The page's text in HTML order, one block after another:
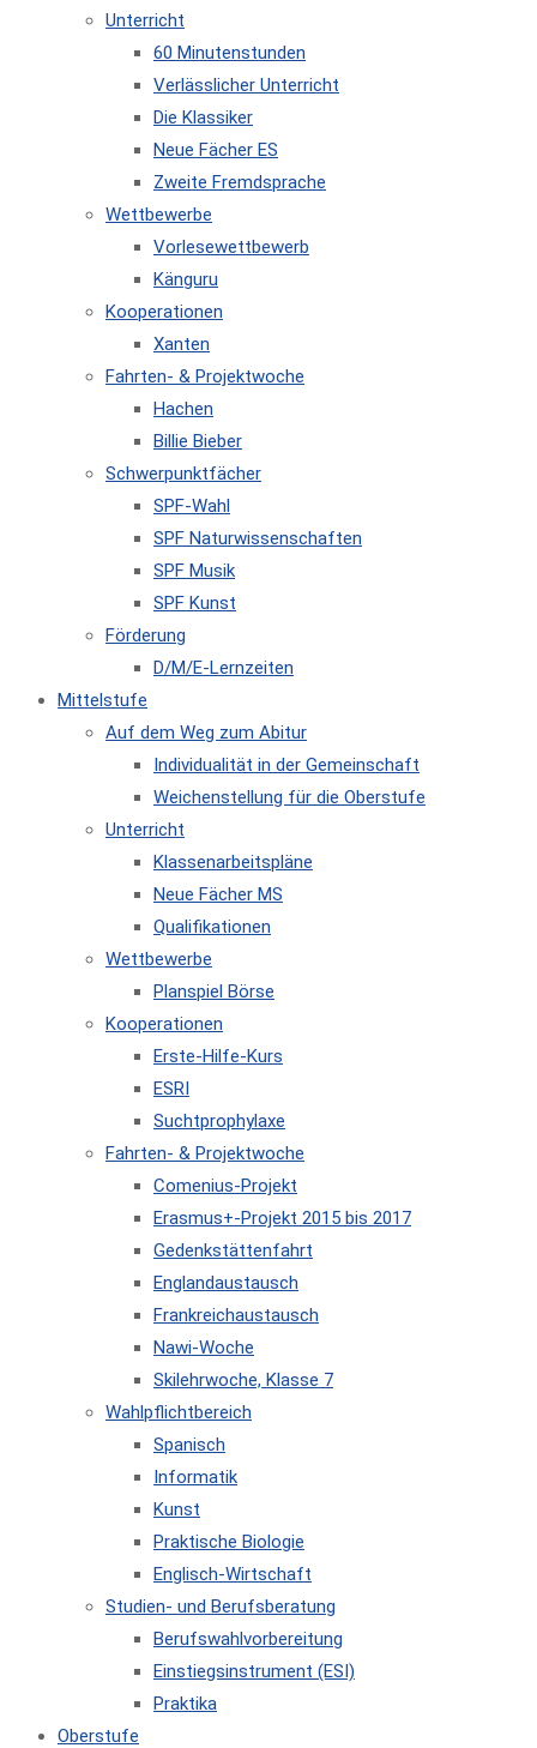
Unterricht
60 Minutenstunden
Verlässlicher Unterricht
Die Klassiker
Neue Fächer ES
Zweite Fremdsprache
Wettbewerbe
Vorlesewettbewerb
Känguru
Kooperationen
Xanten
Fahrten- & Projektwoche
Hachen
Billie Bieber
Schwerpunktfächer
SPF-Wahl
SPF Naturwissenschaften
SPF Musik
SPF Kunst
Förderung
D/M/E-Lernzeiten
Mittelstufe
Auf dem Weg zum Abitur
Individualität in der Gemeinschaft
Weichenstellung für die Oberstufe
Unterricht
Klassenarbeitspläne
Neue Fächer MS
Qualifikationen
Wettbewerbe
Planspiel Börse
Kooperationen
Erste-Hilfe-Kurs
ESRI
Suchtprophylaxe
Fahrten- & Projektwoche
Comenius-Projekt
Erasmus+-Projekt 2015 bis 2017
Gedenkstättenfahrt
Englandaustausch
Frankreichaustausch
Nawi-Woche
Skilehrwoche, Klasse 7
Wahlpflichtbereich
Spanisch
Informatik
Kunst
Praktische Biologie
Englisch-Wirtschaft
Studien- und Berufsberatung
Berufswahlvorbereitung
Einstiegsinstrument (ESI)
Praktika
Oberstufe